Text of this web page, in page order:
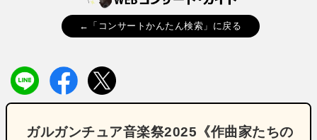
←「コンサートかんたん検索」に戻る
ガルガンチュア音楽祭2025《作曲家たちの